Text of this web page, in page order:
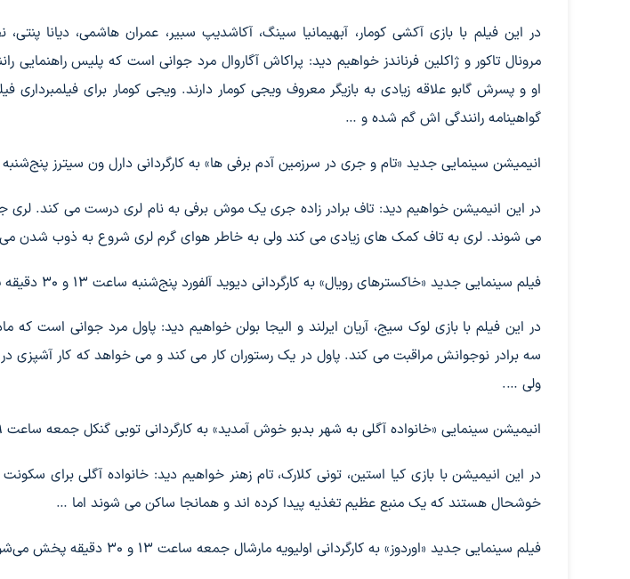
در این فیلم با بازی آکشی کومار، آبهیمانیا سینگ، آکاشدیپ سبیر، عمران هاشمی، دیانا پنتی،
مرونال تاکور و ژاکلین فرناندز خواهیم دید: پراکاش آگاروال مرد جوانی است که پلیس
او و پسرش گابو علاقه زیادی به بازیگر معروف ویجی کومار دارند. ویجی کومار برای
گواهینامه رانندگی اش گم شده و …
انیمیشن سینمایی جدید «تام و جری در سرزمین آدم برفی ها» به کارگردانی دارل ون سیترز پنج‌شنبه ساعت ۹
در این انیمیشن خواهیم دید: تاف برادر زاده جری یک موش برفی به نام لری درست می کند.
می شوند. لری به تاف کمک های زیادی می کند ولی به خاطر هوای گرم لری شروع به ذوب شدن
فیلم سینمایی جدید «خاکسترهای رویال» به کارگردانی دیوید آلفورد پنج‌شنبه ساعت ۱۳ و ۳۰ دقیقه پخش می‌شود.
در این فیلم با بازی لوک سیج، آریان ایرلند و الیجا بولن خواهیم دید: پاول مرد جوانی است
سه برادر نوجوانش مراقبت می کند. پاول در یک رستوران کار می کند و می خواهد که کار آشپزی
ولی ….
انیمیشن سینمایی «خانواده آگلی به شهر بدبو خوش آمدید» به کارگردانی توبی گنکل جمعه ساعت ۹ پخش می‌شود.
در این انیمیشن با بازی کیا استین، تونی کلارک، تام زهنر خواهیم دید: خانواده آگلی برای
خوشحال هستند که یک منبع عظیم تغذیه پیدا کرده اند و همانجا ساکن می شوند اما …
فیلم سینمایی جدید «اوردوز» به کارگردانی اولیویه مارشال جمعه ساعت ۱۳ و ۳۰ دقیقه پخش می‌شود.